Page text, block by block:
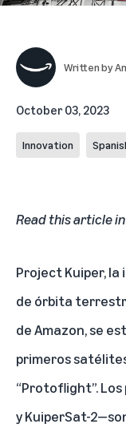
Written by
October 03, 2023
Innovation
Read this article
Project Kuiper,la
de órbita
de Amazon, se
primeros
“Protoflight”.
y KuiperSat-